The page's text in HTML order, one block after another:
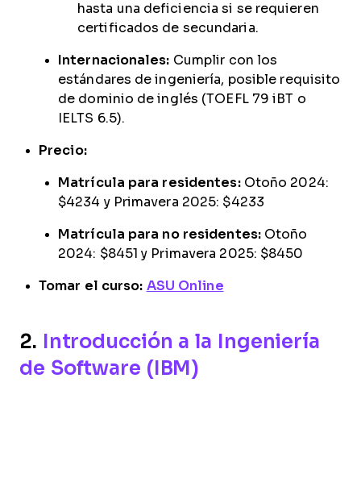
hasta una deficiencia si se requieren
certificados de secundaria.
Internacionales: Cumplir con los
estándares de ingeniería, posible requisito
de dominio de inglés (TOEFL 79 iBT o
IELTS 6.5).
Precio:
Matrícula para residentes:Otoño 2024:
$4234 y Primavera 2025: $4233
Matrícula para no residentes:Otoño
2024: $8451 y Primavera 2025: $8450
Tomar el curso: ASU Online
2. Introducción a la Ingeniería
de Software (IBM)